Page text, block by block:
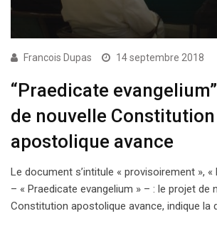
Francois Dupas 14 septembre 2018
“Praedicate
de nouvelle Constitution
apostolique avance
Le document s’intitule « provisoirement », «
– « Praedicate evangelium » – : le projet de
Constitution apostolique avance, indique la